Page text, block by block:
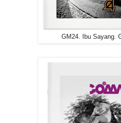
GM24. Ibu Sayang.